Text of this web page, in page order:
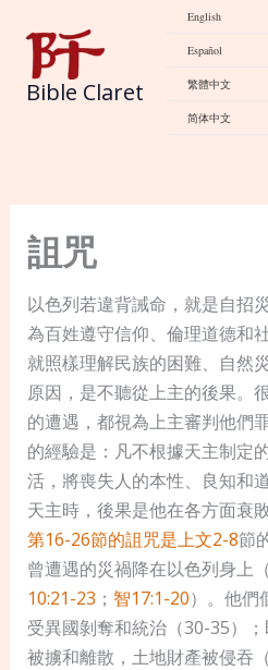
content
Bible Claret
English
Español
繁體中文
简体中文
詛咒
以色列若違背誡命，就是自招
為百姓遵守信仰、倫理道德和
就照樣理解民族的困難、自然
原因，是不聽從上主的後果。
的遭遇，都視為上主審判他們
的經驗是：凡不根據天主制定
活，將喪失人的本性、良知和
天主時，後果是他在各方面衰敗
第16-26節的詛咒是上文2-8節
曾遭遇的災禍降在以色列身上
10:21-23 ； 智17:1-20）。他們
受異國剝奪和統治（30-35）
被擄和離散，土地財產被侵吞